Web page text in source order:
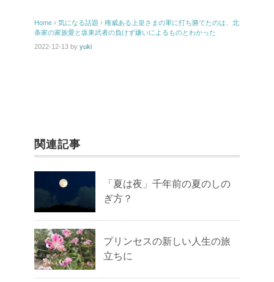
Home › 気になる話題 › 権威ある上皇さまの軍に打ち勝てたのは、北
条家の家族愛と坂東武者の負けず嫌いによるものとわかった
2022-12-13 by yuki
関連記事
「夏は夜」千年前の夏のしの
ぎ方？
プリンセスの新しい人生の旅
立ちに